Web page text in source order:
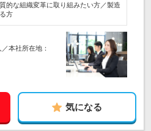
的な組織変革に取り組みたい方／製造
方
本社所在地：
気になる